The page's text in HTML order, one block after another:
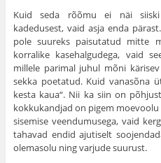
Kuid seda rõõmu ei näi
kadedusest, vaid asja enda
pole suureks paisutatud mitte
korralike kasehalgudega, vaid
millele parimal juhul mõni
sekka poetatud. Kuid vanasõna
kesta kaua“. Nii ka siin on
kokkukandjad on pigem
sisemise veendumusega, vaid
tahavad endid ajutiselt
olemasolu ning varjude suurust.